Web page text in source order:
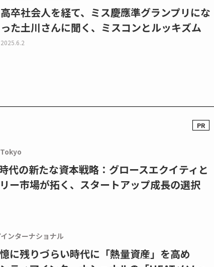
高卒社会人を経て、ミス慶應準グランプリにな
った土川さんに聞く、ミスコンとルッキズム
2025.6.2
代の新たな資本戦略：グロースエクイティと
ー市場が拓く、スタートアップ成長の選択
ンターナショナル
に残りづらい時代に「熱量資産」を高め